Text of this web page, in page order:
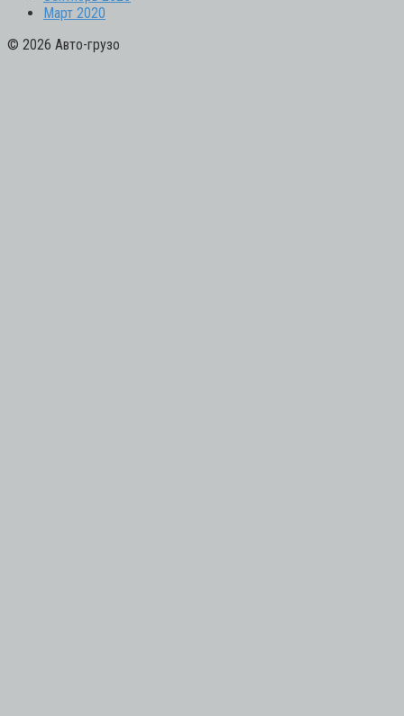
Март 2020
© 2026 Авто-грузо